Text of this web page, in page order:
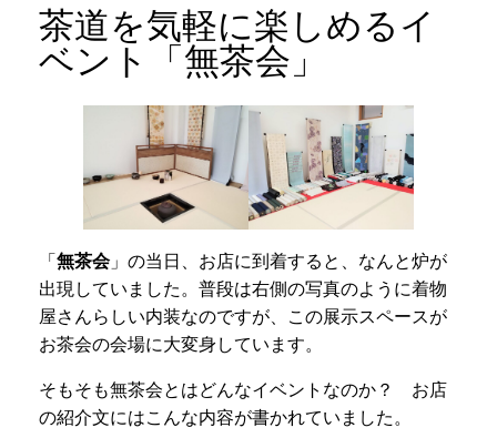
茶道を気軽に楽しめるイ
ベント「無茶会」
「無茶会」の当日、お店に到着すると、なんと炉が
出現していました。普段は右側の写真のように着物
屋さんらしい内装なのですが、この展示スペースが
お茶会の会場に大変身しています。
そもそも無茶会とはどんなイベントなのか？ お店
の紹介文にはこんな内容が書かれていました。